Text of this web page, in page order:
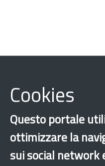
News
Cookies
Questo portale
ottimizzare la
sui social network